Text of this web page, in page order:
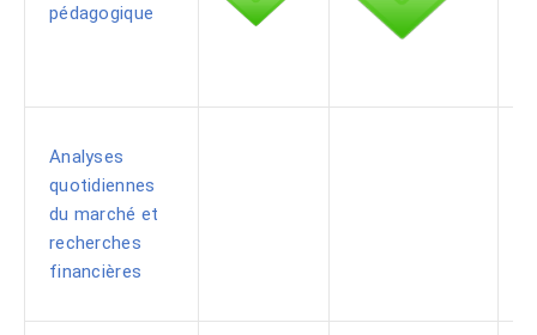
pédagogique
Analyses
quotidiennes
du marché et
recherches
financières